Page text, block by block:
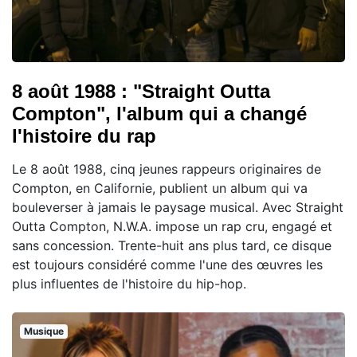
8 août 1988 : "Straight Outta
Compton", l'album qui a changé
l'histoire du rap
Le 8 août 1988, cinq jeunes rappeurs originaires de
Compton, en Californie, publient un album qui va
bouleverser à jamais le paysage musical. Avec Straight
Outta Compton, N.W.A. impose un rap cru, engagé et
sans concession. Trente-huit ans plus tard, ce disque
est toujours considéré comme l'une des œuvres les
plus influentes de l'histoire du hip-hop.
Musique